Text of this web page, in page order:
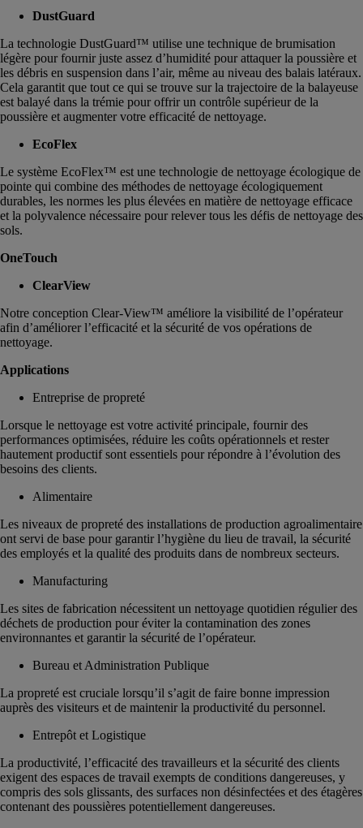
DustGuard
La technologie DustGuard™ utilise une technique de brumisation
légère pour fournir juste assez d’humidité pour attaquer la poussière et
les débris en suspension dans l’air, même au niveau des balais latéraux.
Cela garantit que tout ce qui se trouve sur la trajectoire de la balayeuse
est balayé dans la trémie pour offrir un contrôle supérieur de la
poussière et augmenter votre efficacité de nettoyage.
EcoFlex
Le système EcoFlex™ est une technologie de nettoyage écologique de
pointe qui combine des méthodes de nettoyage écologiquement
durables, les normes les plus élevées en matière de nettoyage efficace
et la polyvalence nécessaire pour relever tous les défis de nettoyage des
sols.
OneTouch
ClearView
Notre conception Clear-View™ améliore la visibilité de l’opérateur
afin d’améliorer l’efficacité et la sécurité de vos opérations de
nettoyage.
Applications
Entreprise de propreté
Lorsque le nettoyage est votre activité principale, fournir des
performances optimisées, réduire les coûts opérationnels et rester
hautement productif sont essentiels pour répondre à l’évolution des
besoins des clients.
Alimentaire
Les niveaux de propreté des installations de production agroalimentaire
ont servi de base pour garantir l’hygiène du lieu de travail, la sécurité
des employés et la qualité des produits dans de nombreux secteurs.
Manufacturing
Les sites de fabrication nécessitent un nettoyage quotidien régulier des
déchets de production pour éviter la contamination des zones
environnantes et garantir la sécurité de l’opérateur.
Bureau et Administration Publique
La propreté est cruciale lorsqu’il s’agit de faire bonne impression
auprès des visiteurs et de maintenir la productivité du personnel.
Entrepôt et Logistique
La productivité, l’efficacité des travailleurs et la sécurité des clients
exigent des espaces de travail exempts de conditions dangereuses, y
compris des sols glissants, des surfaces non désinfectées et des étagères
contenant des poussières potentiellement dangereuses.